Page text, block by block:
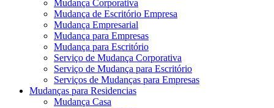
Mudança Corporativa
Mudança de Escritório Empresa
Mudança Empresarial
Mudança para Empresas
Mudança para Escritório
Serviço de Mudança Corporativa
Serviço de Mudança para Escritório
Serviços de Mudanças para Empresas
Mudanças para Residencias
Mudança Casa